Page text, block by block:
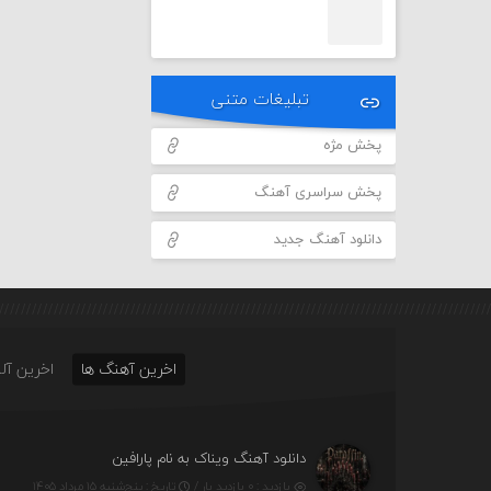
تبلیغات متنی
پخش مژه
پخش سراسری آهنگ
دانلود آهنگ جدید
اخرین آهنگ ها اخرین
دانلود آهنگ ویناک به نام پارافین
بازدید : ۰ بازدید بار / تاریخ : پنج‌شنبه ۱۵ مرداد ۱۴۰۵